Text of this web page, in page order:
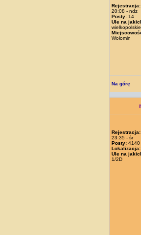
Rejestracja:
20:08 - ndz
Posty: 14
Ule na
wielkopolskie
Wołomin
Na górę
Rejestracja:
23:35 - śr
Posty: 4140
Lokalizacja:
Ule na
1/2D